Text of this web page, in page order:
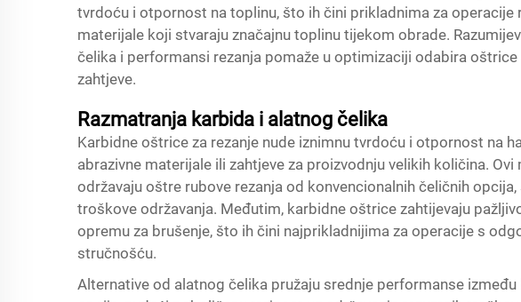
tvrdoću i otpornost na toplinu, što ih čini prikladnima za operacije
materijale koji stvaraju značajnu toplinu tijekom obrade.
čelika i performansi rezanja pomaže u optimizaciji odabira
zahtjeve.
Razmatranja karbida i alatnog čelika
Karbidne oštrice za rezanje nude iznimnu tvrdoću i otpornost na
abrazivne materijale ili zahtjeve za proizvodnju velikih količina.
održavaju oštre rubove rezanja od konvencionalnih čeličnih
troškove održavanja. Međutim, karbidne oštrice zahtijevaju
opremu za brušenje, što ih čini najprikladnijima za operacije s
stručnošću.
Alternative od alatnog čelika pružaju srednje performanse